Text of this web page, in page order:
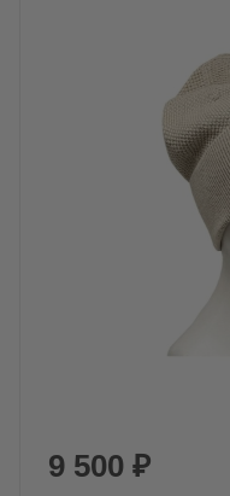
9 500 ₽